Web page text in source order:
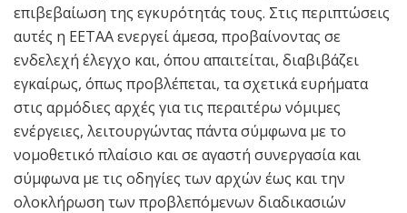
επιβεβαίωση της εγκυρότητάς τους. Στις περιπτώσεις
αυτές η ΕΕΤΑΑ ενεργεί άμεσα, προβαίνοντας σε
ενδελεχή έλεγχο και, όπου απαιτείται, διαβιβάζει
εγκαίρως, όπως προβλέπεται, τα σχετικά ευρήματα
στις αρμόδιες αρχές για τις περαιτέρω νόμιμες
ενέργειες, λειτουργώντας πάντα σύμφωνα με το
νομοθετικό πλαίσιο και σε αγαστή συνεργασία και
σύμφωνα με τις οδηγίες των αρχών έως και την
ολοκλήρωση των προβλεπόμενων διαδικασιών